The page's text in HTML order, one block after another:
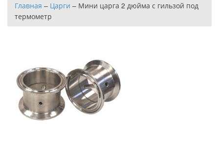
Главная – Царги – Мини царга 2 дюйма с гильзой под
термометр